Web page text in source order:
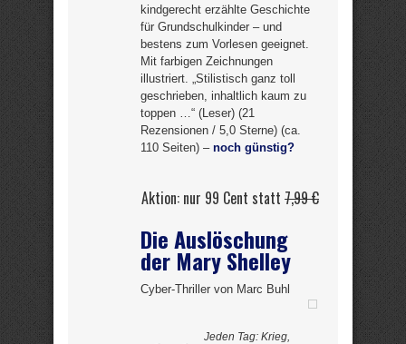
kindgerecht erzählte Geschichte
für Grundschulkinder – und
bestens zum Vorlesen geeignet.
Mit farbigen Zeichnungen
illustriert. „Stilistisch ganz toll
geschrieben, inhaltlich kaum zu
toppen …“ (Leser) (21
Rezensionen / 5,0 Sterne) (ca.
110 Seiten) – noch günstig?
Aktion: nur 99 Cent statt 7,99 €
Die Auslöschung
der Mary Shelley
Cyber-Thriller von Marc Buhl
Jeden Tag: Krieg,